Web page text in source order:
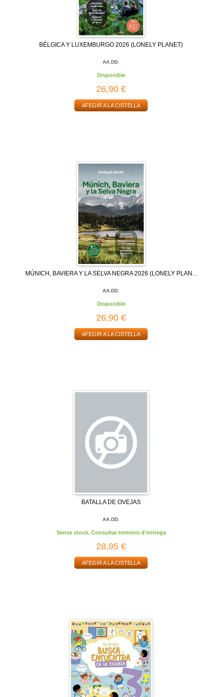
BÉLGICA Y LUXEMBURGO 2026 (LONELY PLANET)
AA.DD.
Disponible
26,90 €
AFEGIR A LA CISTELLA
MÚNICH, BAVIERA Y LA SELVA NEGRA 2026 (LONELY PLAN...
AA.DD.
Disponible
26,90 €
AFEGIR A LA CISTELLA
BATALLA DE OVEJAS
AA.DD.
Sense stock. Consultar terminis d'entrega
28,95 €
AFEGIR A LA CISTELLA